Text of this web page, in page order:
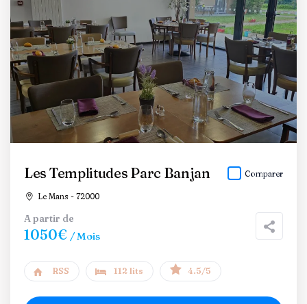
Les Templitudes Parc Banjan
Le Mans - 72000
Comparer
A partir de
1050€ / Mois
RSS 112 lits 4.5/5